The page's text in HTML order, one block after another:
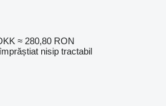
≈ 280,80 RON
nisip tractabil